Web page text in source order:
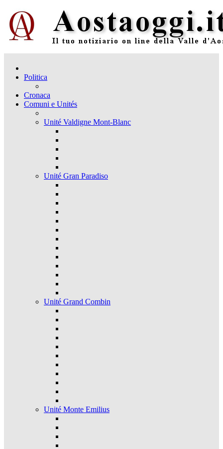
Politica
Cronaca
Comuni e Unités
Unité Valdigne Mont-Blanc
Unité Gran Paradiso
Unité Grand Combin
Unité Monte Emilius